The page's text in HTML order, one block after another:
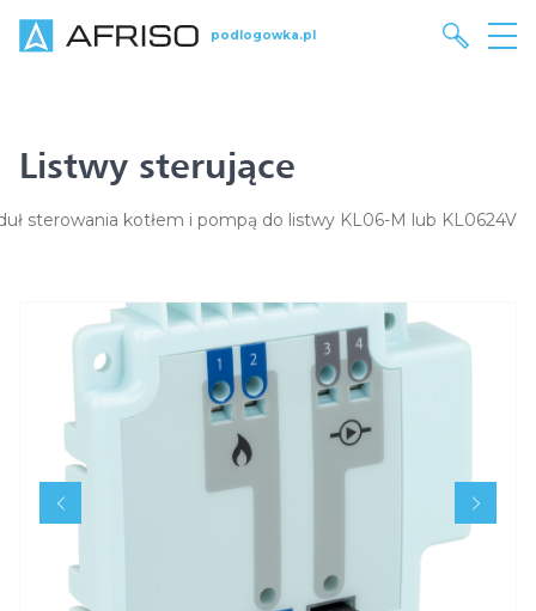
podlogowka.pl
Listwy sterujące
sterowania kotłem i pompą do listwy KL06-M lub KL0624V